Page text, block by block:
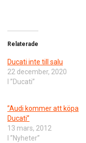
Relaterade
Ducati inte till salu
22 december, 2020
I ”Ducati”
”Audi kommer att köpa
Ducati”
13 mars, 2012
I ”Nyheter”